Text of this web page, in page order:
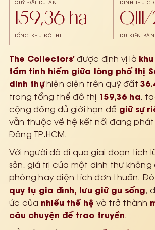
QUỸ ĐẤT DỰ ÁN DINH THỰ
159,36 ha
TỔNG KHU ĐÔ THỊ DỰ KIẾN
The Collectors'được định vị là
tầm tinh hiếm giữa lòng phố thị
dinh thựhiện diện trên quỹ đất
trong tổng thể đô thị 159,36 ha,
cộng đồng đủ giới hạn để giữ sự
vẫn thuộc về hệ kết nối đang
Đông TP.HCM.
Với người đã đi qua giai đoạn tích
sản, giá trị của một dinh thự không
phòng hay diện tích đơn thuần.
quy tụ gia đình, lưu giữ gu sống,
ức của nhiều thế hệ và trở thành
câu chuyện để trao truyền.